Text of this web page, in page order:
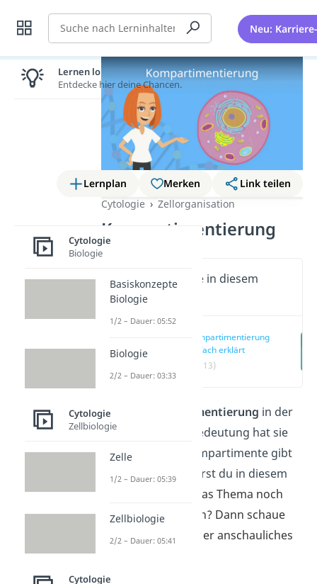
Suche Neu:
Lernplan Merken
Link teilen
Cytologie
Zellorganisation
Kompartimentierung
Wichtige Inhalte in diesem
Video
Kompartimentierung
einfach erklärt
(00:13)
Was ist Kompartimentierung in der
Biologie, welche Bedeutung hat sie
und welche Zellkompartimente gibt
es? Das alles erfährst du in diesem
Du willst das Thema noch
schneller verstehen? Dann schaue
dir doch gerne unser anschauliches
Lernen lohnt sich!
Entdecke hier deine Chancen.
Cytologie
Biologie
Basiskonzepte
Biologie
1/2 – Dauer: 05:52
Biologie
2/2 – Dauer: 03:33
Cytologie
Zellbiologie
Zelle
1/2 – Dauer: 05:39
Zellbiologie
2/2 – Dauer: 05:41
Cytologie